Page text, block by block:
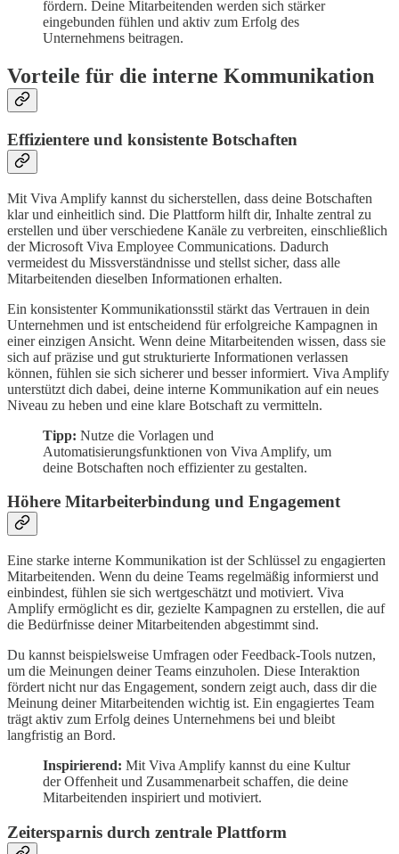
fördern. Deine Mitarbeitenden werden sich stärker
eingebunden fühlen und aktiv zum Erfolg des
Unternehmens beitragen.
Vorteile für die interne Kommunikation
Effizientere und konsistente Botschaften
Mit Viva Amplify kannst du sicherstellen, dass deine Botschaften
klar und einheitlich sind. Die Plattform hilft dir, Inhalte zentral zu
erstellen und über verschiedene Kanäle zu verbreiten, einschließlich
der Microsoft Viva Employee Communications. Dadurch
vermeidest du Missverständnisse und stellst sicher, dass alle
Mitarbeitenden dieselben Informationen erhalten.
Ein konsistenter Kommunikationsstil stärkt das Vertrauen in dein
Unternehmen und ist entscheidend für erfolgreiche Kampagnen in
einer einzigen Ansicht. Wenn deine Mitarbeitenden wissen, dass sie
sich auf präzise und gut strukturierte Informationen verlassen
können, fühlen sie sich sicherer und besser informiert. Viva Amplify
unterstützt dich dabei, deine interne Kommunikation auf ein neues
Niveau zu heben und eine klare Botschaft zu vermitteln.
Tipp: Nutze die Vorlagen und
Automatisierungsfunktionen von Viva Amplify, um
deine Botschaften noch effizienter zu gestalten.
Höhere Mitarbeiterbindung und Engagement
Eine starke interne Kommunikation ist der Schlüssel zu engagierten
Mitarbeitenden. Wenn du deine Teams regelmäßig informierst und
einbindest, fühlen sie sich wertgeschätzt und motiviert. Viva
Amplify ermöglicht es dir, gezielte Kampagnen zu erstellen, die auf
die Bedürfnisse deiner Mitarbeitenden abgestimmt sind.
Du kannst beispielsweise Umfragen oder Feedback-Tools nutzen,
um die Meinungen deiner Teams einzuholen. Diese Interaktion
fördert nicht nur das Engagement, sondern zeigt auch, dass dir die
Meinung deiner Mitarbeitenden wichtig ist. Ein engagiertes Team
trägt aktiv zum Erfolg deines Unternehmens bei und bleibt
langfristig an Bord.
Inspirierend: Mit Viva Amplify kannst du eine Kultur
der Offenheit und Zusammenarbeit schaffen, die deine
Mitarbeitenden inspiriert und motiviert.
Zeitersparnis durch zentrale Plattform